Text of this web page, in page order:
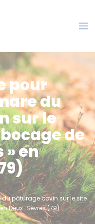
pour
du
sur le
de
en
du pâturage bovin sur le site
Deux-Sèvres (79)